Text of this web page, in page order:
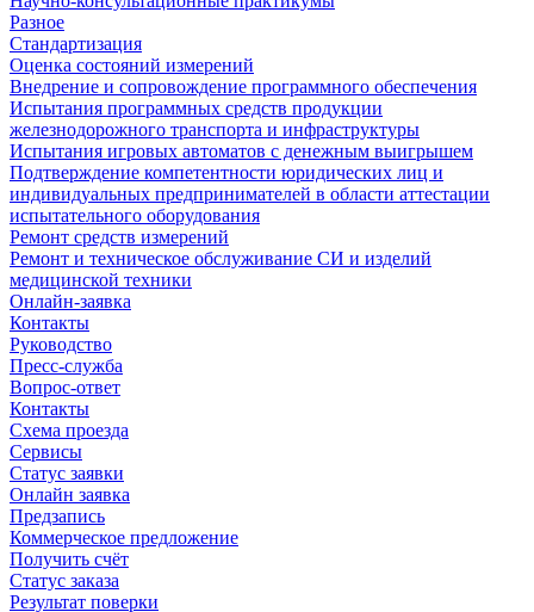
Разное
Стандартизация
Оценка состояний измерений
Внедрение и сопровождение программного обеспечения
Испытания программных средств продукции
железнодорожного транспорта и инфраструктуры
Испытания игровых автоматов с денежным выигрышем
Подтверждение компетентности юридических лиц и
индивидуальных предпринимателей в области аттестации
испытательного оборудования
Ремонт средств измерений
Ремонт и техническое обслуживание СИ и изделий
медицинской техники
Онлайн-заявка
Контакты
Руководство
Пресс-служба
Вопрос-ответ
Контакты
Схема проезда
Сервисы
Статус заявки
Онлайн заявка
Предзапись
Коммерческое предложение
Получить счёт
Статус заказа
Результат поверки